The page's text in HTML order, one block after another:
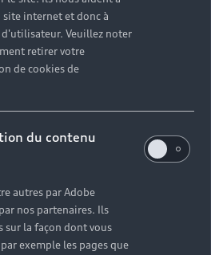
internet et donc à
Veuillez noter
retirer votre
de cookies de
du contenu
autres par Adobe
nos partenaires. Ils
la façon dont vous
exemple les pages que